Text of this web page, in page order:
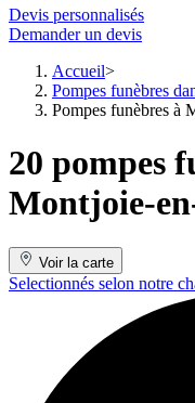
Devis personnalisés
Demander un devis
Accueil
Pompes funèbres
Pompes funèbres à
20 pompes
Montjoie-
Voir la carte
Selectionnés selon notre